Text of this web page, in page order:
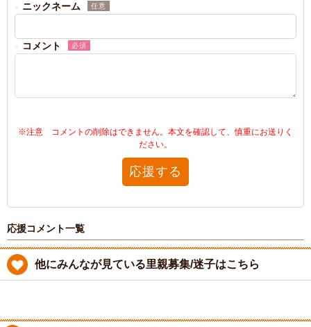
ニックネーム 任意
コメント 必須
※注意 コメントの削除はできません。本文を確認して、慎重にお送りく
ださい。
応援する
応援コメント一覧
他にみんなが見ている里親募集/迷子はこちら